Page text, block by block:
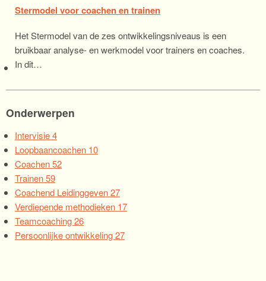
Stermodel voor coachen en trainen
Het Stermodel van de zes ontwikkelingsniveaus is een
bruikbaar analyse- en werkmodel voor trainers en coaches.
In dit…
Onderwerpen
Intervisie4
Loopbaancoachen 10
Coachen52
Trainen59
Coachend Leidinggeven27
Verdiepende methodieken 17
Teamcoaching26
Persoonlijke ontwikkeling27